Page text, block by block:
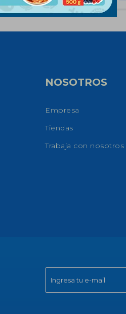
NOSOTROS
Empresa
Tiendas
Trabaja con nosotros